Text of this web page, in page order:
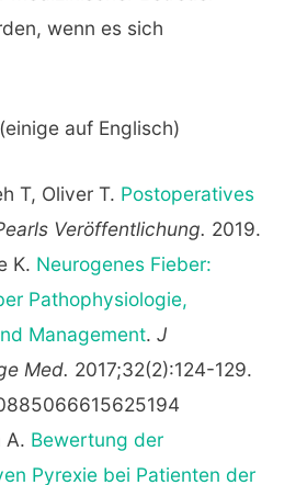
wenn es sich
auf Englisch)
T, Oliver T. Postoperatives
Veröffentlichung. 2019.
K. Neurogenes Fieber:
Pathophysiologie,
Management. J
Med. 2017;32(2):124-129.
A. Bewertung der
Pyrexie bei Patienten der